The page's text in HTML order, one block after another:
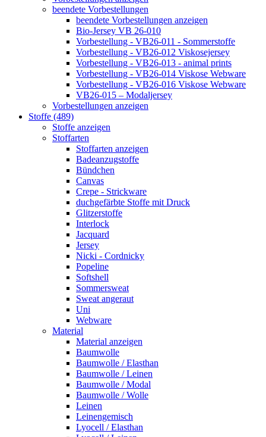
beendete Vorbestellungen
beendete Vorbestellungen anzeigen
Bio-Jersey VB 26-010
Vorbestellung - VB26-011 - Sommerstoffe
Vorbestellung - VB26-012 Viskosejersey
Vorbestellung - VB26-013 - animal prints
Vorbestellung - VB26-014 Viskose Webware
Vorbestellung - VB26-016 Viskose Webware
VB26-015 – Modaljersey
Vorbestellungen anzeigen
Stoffe (489)
Stoffe anzeigen
Stoffarten
Stoffarten anzeigen
Badeanzugstoffe
Bündchen
Canvas
Crepe - Strickware
duchgefärbte Stoffe mit Druck
Glitzerstoffe
Interlock
Jacquard
Jersey
Nicki - Cordnicky
Popeline
Softshell
Sommersweat
Sweat angeraut
Uni
Webware
Material
Material anzeigen
Baumwolle
Baumwolle / Elasthan
Baumwolle / Leinen
Baumwolle / Modal
Baumwolle / Wolle
Leinen
Leinengemisch
Lyocell / Elasthan